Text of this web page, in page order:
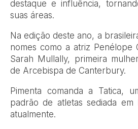
destaque e influência,
suas áreas.
Na edição deste ano, a
nomes como a atriz Penélope
Sarah Mullally, primeira
de Arcebispa de Canterbury.
Pimenta comanda a Tatica,
padrão de atletas sediada
atualmente.